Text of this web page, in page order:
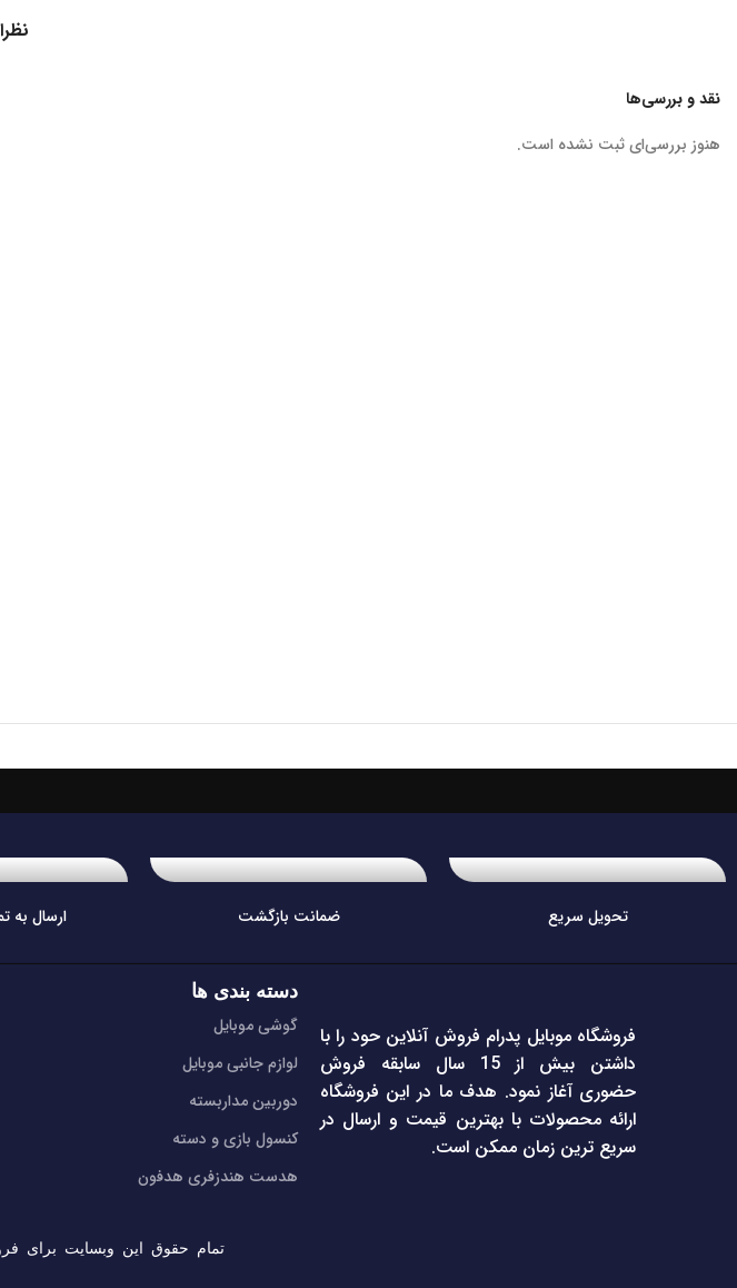
نقد و بررسی‌ها
هنوز بررسی‌ای ثبت نشده است.
تحویل سریع ضمانت بازگشت ارسال به
فروشگاه موبایل پدرام فروش آنلاین حود را با
داشتن بیش از 15 سال سابقه فروش
حضوری آغاز نمود. هدف ما در این فروشگاه
ارائه محصولات با بهترین قیمت و ارسال در
سریع ترین زمان ممکن است.
دسته بندی ها
گوشی موبایل
لوازم جانبی موبایل
دوربین مداربسته
کنسول بازی و دسته
هدست هندزفری هدفون
تمام حقوق این وبسایت برای